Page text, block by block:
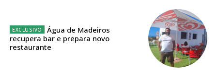
12 meses
Água de Madeiros
recupera bar e prepara novo
restaurante